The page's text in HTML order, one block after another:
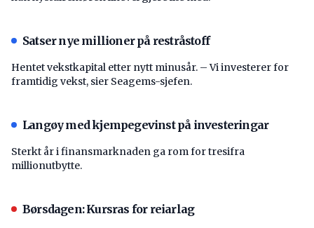
Satser nye millioner på restråstoff
Hentet vekstkapital etter nytt minusår. – Vi investerer for
framtidig vekst, sier Seagems-sjefen.
Langøy med kjempegevinst på investeringar
Sterkt år i finansmarknaden ga rom for tresifra
millionutbytte.
Børsdagen: Kursras for reiarlag